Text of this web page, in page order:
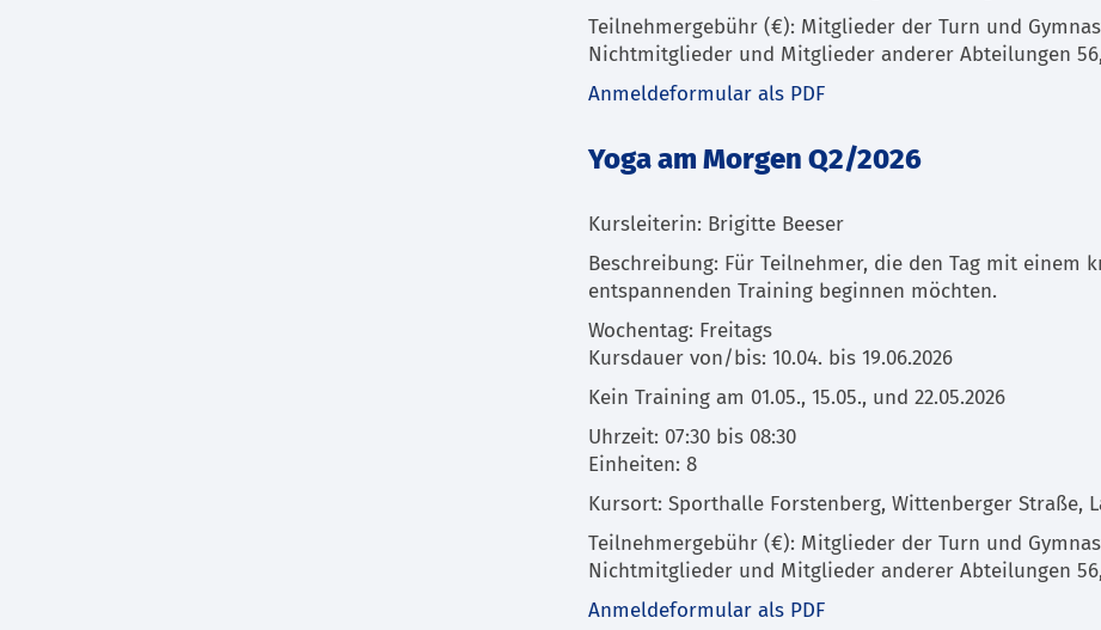
Teilnehmergebühr (€): Mitglieder der Turn und
Nichtmitglieder und Mitglieder anderer Abteilungen
Anmeldeformular als PDF
Yoga am Morgen Q2/2026
Kursleiterin: Brigitte Beeser
Beschreibung: Für Teilnehmer, die den Tag mit einem
entspannenden Training beginnen möchten.
Wochentag: Freitags
Kursdauer von/bis: 10.04. bis 19.06.2026
Kein Training am 01.05., 15.05., und 22.05.2026
Uhrzeit: 07:30 bis 08:30
Einheiten: 8
Kursort: Sporthalle Forstenberg, Wittenberger Straße,
Teilnehmergebühr (€): Mitglieder der Turn und
Nichtmitglieder und Mitglieder anderer Abteilungen
Anmeldeformular als PDF